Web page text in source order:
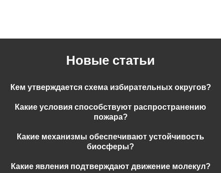
Новые статьи
Кем утверждается схема избирательных округов?
Какие условия способствуют распространению
пожара?
Какие механизмы обеспечивают устойчивость
биосферы?
Какие явления подтверждают движение молекул?